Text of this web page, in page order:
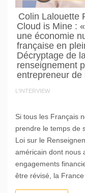
Colin Lalouette
Cloud is Mine :
une économie
française en
Décryptage de
renseignement
entrepreneur de
L'INTERVIEW
Si tous les Français
prendre le temps de
Loi sur le
américain dont nous
engagements
être révisé, la